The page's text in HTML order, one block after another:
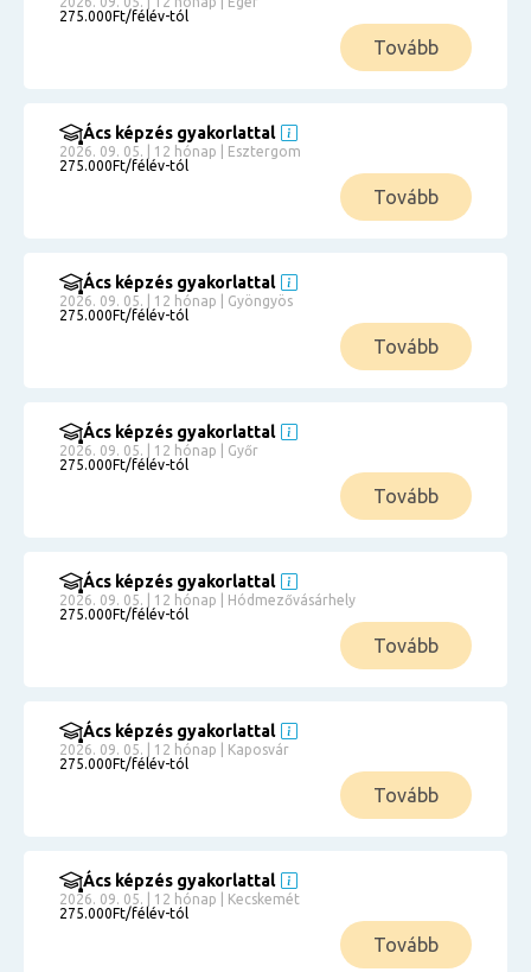
275.000Ft/félév-tól
Tovább
Ács képzés gyakorlattal
2026. 09. 05. | 12 hónap | Esztergom
275.000Ft/félév-tól
Tovább
Ács képzés gyakorlattal
2026. 09. 05. | 12 hónap | Gyöngyös
275.000Ft/félév-tól
Tovább
Ács képzés gyakorlattal
2026. 09. 05. | 12 hónap | Győr
275.000Ft/félév-tól
Tovább
Ács képzés gyakorlattal
2026. 09. 05. | 12 hónap | Hódmezővásárhely
275.000Ft/félév-tól
Tovább
Ács képzés gyakorlattal
2026. 09. 05. | 12 hónap | Kaposvár
275.000Ft/félév-tól
Tovább
Ács képzés gyakorlattal
2026. 09. 05. | 12 hónap | Kecskemét
275.000Ft/félév-tól
Tovább